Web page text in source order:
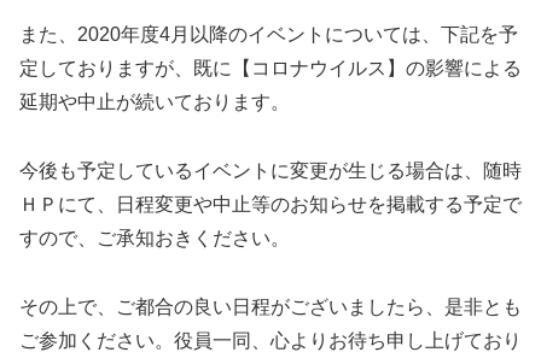
また、2020年度4月以降のイベントについては、下記を予
定しておりますが、既に【コロナウイルス】の影響による
延期や中止が続いております。
今後も予定しているイベントに変更が生じる場合は、随時
ＨＰにて、日程変更や中止等のお知らせを掲載する予定で
すので、ご承知おきください。
その上で、ご都合の良い日程がございましたら、是非とも
ご参加ください。役員一同、心よりお待ち申し上げており